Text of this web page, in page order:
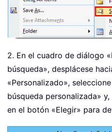
2. En el cuadro de diálogo
búsqueda», desplácese
«Personalizado»,
búsqueda personalizada»
en el botón «Elegir» para